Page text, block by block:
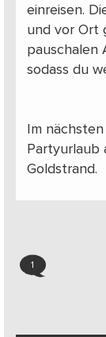
einreisen.
und vor Ort
pauschalen
sodass du
Im
Partyurlaub
Goldstrand.
1